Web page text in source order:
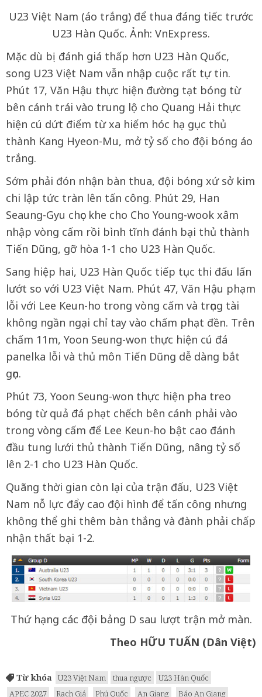
U23 Việt Nam (áo trắng) để thua đáng tiếc trước
U23 Hàn Quốc. Ảnh: VnExpress.
Mặc dù bị đánh giá thấp hơn U23 Hàn Quốc,
song U23 Việt Nam vẫn nhập cuộc rất tự tin.
Phút 17, Văn Hậu thực hiện đường tạt bóng từ
bên cánh trái vào trung lộ cho Quang Hải thực
hiện cú dứt điểm từ xa hiểm hóc hạ gục thủ
thành Kang Hyeon-Mu, mở tỷ số cho đội bóng áo
trắng.
Sớm phải đón nhận bàn thua, đội bóng xứ sở kim
chi lập tức tràn lên tấn công. Phút 29, Han
Seaung-Gyu chọc khe cho Cho Young-wook xâm
nhập vòng cấm rồi bình tĩnh đánh bại thủ thành
Tiến Dũng, gỡ hòa 1-1 cho U23 Hàn Quốc.
Sang hiệp hai, U23 Hàn Quốc tiếp tục thi đấu lấn
lướt so với U23 Việt Nam. Phút 47, Văn Hậu phạm
lỗi với Lee Keun-ho trong vòng cấm và trọng tài
không ngần ngại chỉ tay vào chấm phạt đền. Trên
chấm 11m, Yoon Seung-won thực hiện cú đá
panelka lỗi và thủ môn Tiến Dũng dễ dàng bắt
gọn.
Phút 73, Yoon Seung-won thực hiện pha treo
bóng từ quả đá phạt chếch bên cánh phải vào
trong vòng cấm để Lee Keun-ho bật cao đánh
đầu tung lưới thủ thành Tiến Dũng, nâng tỷ số
lên 2-1 cho U23 Hàn Quốc.
Quãng thời gian còn lại của trận đấu, U23 Việt
Nam nỗ lực đẩy cao đội hình để tấn công nhưng
không thể ghi thêm bàn thắng và đành phải chấp
nhận thất bại 1-2.
Thứ hạng các đội bảng D sau lượt trận mở màn.
Theo HỮU TUẤN (Dân Việt)
Từ khóa U23 Việt Nam thua ngược
U23 Hàn Quốc
APEC 2027
Rạch Giá Phú Quốc An Giang Báo An Giang